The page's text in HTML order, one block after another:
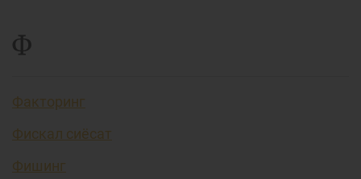
Ф
Факторинг
Фискал сиёсат
Фишинг